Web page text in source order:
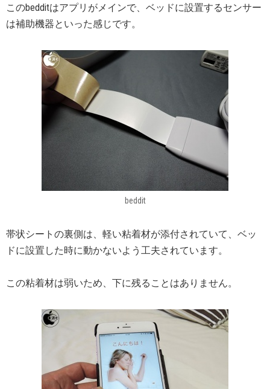
このbedditはアプリがメインで、ベッドに設置するセンサー
は補助機器といった感じです。
beddit
帯状シートの裏側は、軽い粘着材が添付されていて、ベッ
ドに設置した時に動かないよう工夫されています。
この粘着材は弱いため、下に残ることはありません。